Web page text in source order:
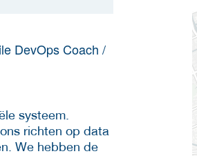
DevOps Coach /
systeem.
richten op data
We hebben de